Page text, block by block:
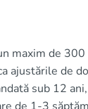
maxim de
ajustările de
sub 12